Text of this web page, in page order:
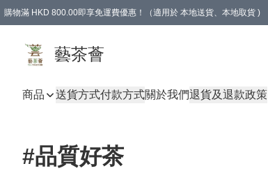
購物滿 HKD 800.00即享免運費優惠！（適用於 本地送貨、本地取貨 )
藝茶薈
商品 送貨方式付款方式關於我們退貨及退款政策
#品質好茶